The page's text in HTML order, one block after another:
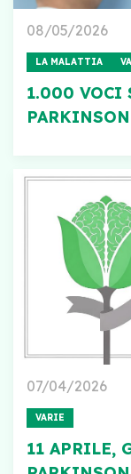
08/05/2026
LA MALATTIA
1.000 VOCI
PARKINSON
07/04/2026
VARIE
11 APRILE,